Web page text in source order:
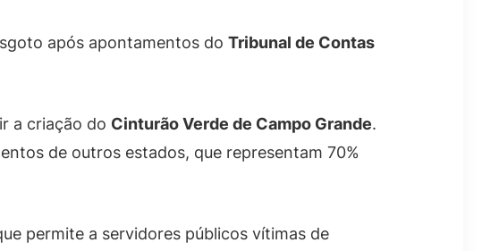
após apontamentos do Tribunal de Contas
a criação do Cinturão Verde de Campo Grande.
de outros estados, que representam 70%
permite a servidores públicos vítimas de